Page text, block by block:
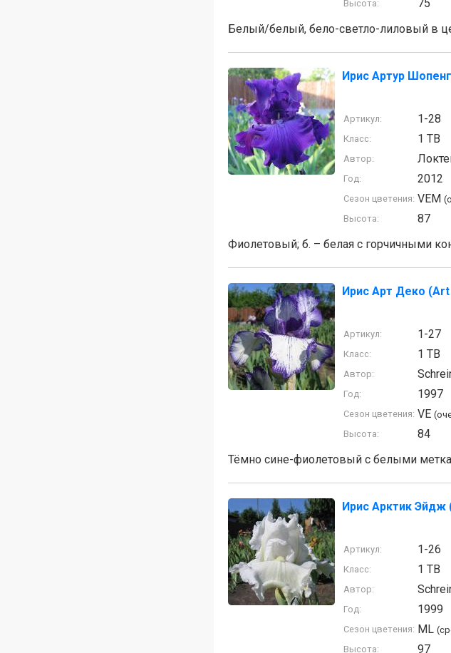
Высота:
75
Белый/белый, бело-светло-лиловый в
Ирис Артур
Артикул: 1-28
Класс: 1 TB
Автор:
Год: 2012
Сезон цветения: VEM
Высота:
87
Фиолетовый; б. – белая с горчичными
Ирис Арт Деко
Артикул: 1-27
Класс: 1 TB
Автор:
Год: 1997
Сезон цветения: VE
Высота:
84
Тёмно сине-фиолетовый с белыми
Ирис Арктик Эйдж
Артикул: 1-26
Класс: 1 TB
Автор:
Год: 1999
Сезон цветения: ML
Высота:
97